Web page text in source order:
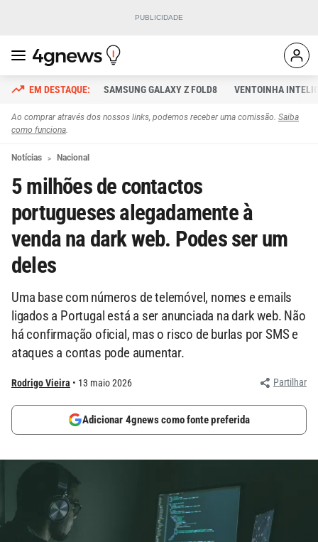
SAMSUNG GALAXY Z FOLD8 VENTOINHA
Ao comprar através dos nossos links, podemos receber uma comissão. Saiba
como funciona.
Notícias Nacional
5 milhões de contactos
portugueses alegadamente à
venda na dark web. Podes ser um
deles
Uma base com números de telemóvel, nomes e emails
ligados a Portugal está a ser anunciada na dark web. Não
há confirmação oficial, mas o risco de burlas por SMS e
ataques a contas pode aumentar.
Rodrigo Vieira 13 maio 2026 Partilhar
Adicionar 4gnews como fonte preferida